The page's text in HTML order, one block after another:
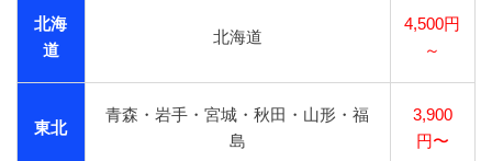
北海
道
北海道
4,500円
～
東北
青森・岩手・宮城・秋田・山形・福
島
3,900
円〜